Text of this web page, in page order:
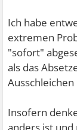
Ich habe
extremen
"sofort"
als das
Insofern
anders ist